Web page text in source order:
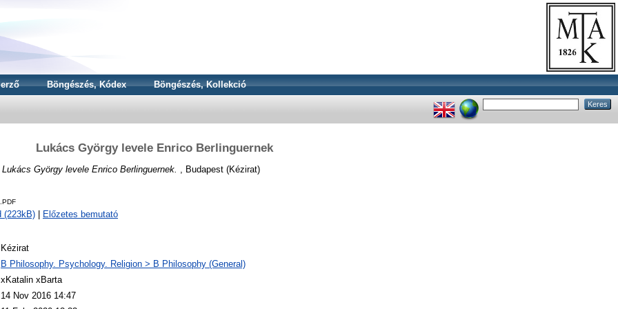
Böngészés, Kódex Böngészés, Kollekció
Lukács György levele Enrico Berlinguernek
Lukács György levele Enrico Berlinguernek. , Budapest (Kézirat)
(223kB) Előzetes bemutató
Kézirat
B Philosophy. Psychology. Religion > B Philosophy (General)
xKatalin xBarta
14 Nov 2016 14:47